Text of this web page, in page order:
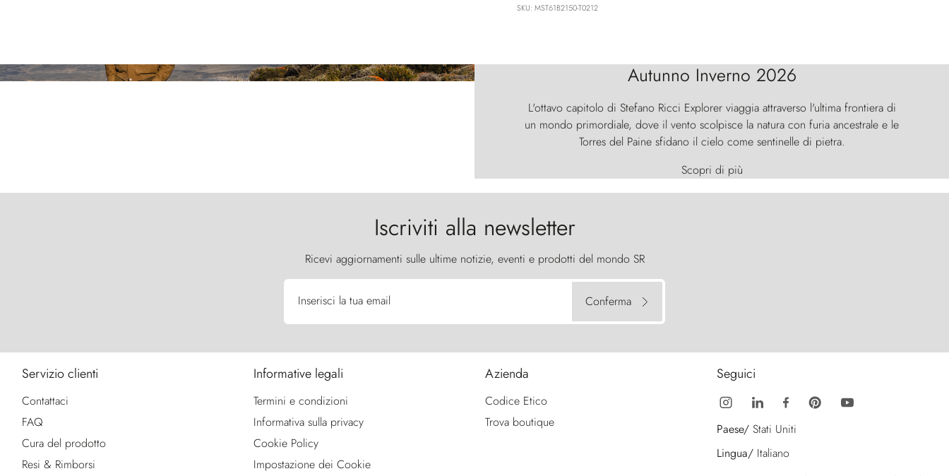
SKU: MST61B2150-T0212
Autunno Inverno 2026
L'ottavo capitolo di Stefano Ricci Explorer viaggia attraverso l'ultima frontiera di
un mondo primordiale, dove il vento scolpisce la natura con furia ancestrale e le
Torres del Paine sfidano il cielo come sentinelle di pietra.
Scopri di più
Iscriviti alla newsletter
Ricevi aggiornamenti sulle ultime notizie, eventi e prodotti del mondo SR
Inserisci la tua email Conferma
Servizio clienti
Contattaci
FAQ
Cura del prodotto
Resi & Rimborsi
Informative legali
Termini e condizioni
Informativa sulla privacy
Cookie Policy
Impostazione dei Cookie
Azienda
Codice Etico
Trova boutique
Seguici
Paese/ Stati Uniti
Lingua/ Italiano